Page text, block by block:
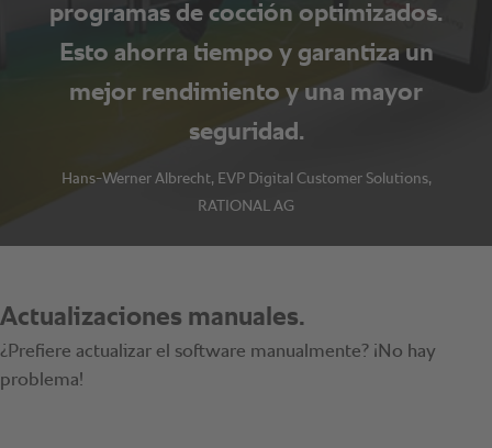
programas de cocción optimizados.
Esto ahorra tiempo y garantiza un
mejor rendimiento y una mayor
seguridad.
Hans-Werner Albrecht, EVP Digital Customer Solutions,
RATIONAL AG